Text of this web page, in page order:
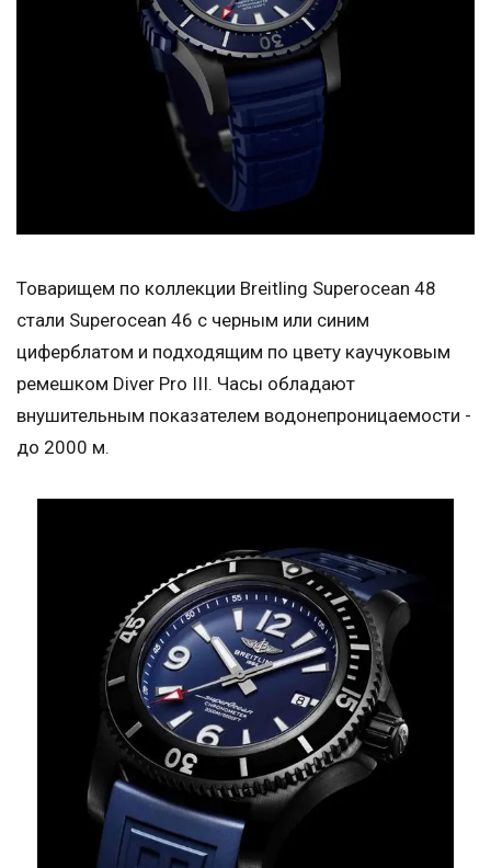
Товарищем по коллекции Breitling Superocean 48
стали Superocean 46 с черным или синим
циферблатом и подходящим по цвету каучуковым
ремешком Diver Pro III. Часы обладают
внушительным показателем водонепроницаемости -
до 2000 м.